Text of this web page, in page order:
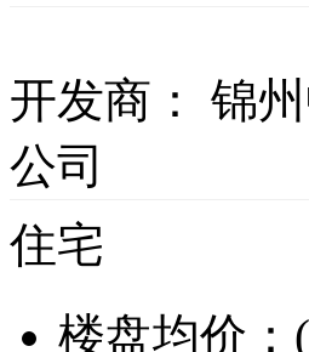
开发商：
锦
公司
住宅
楼盘均价：